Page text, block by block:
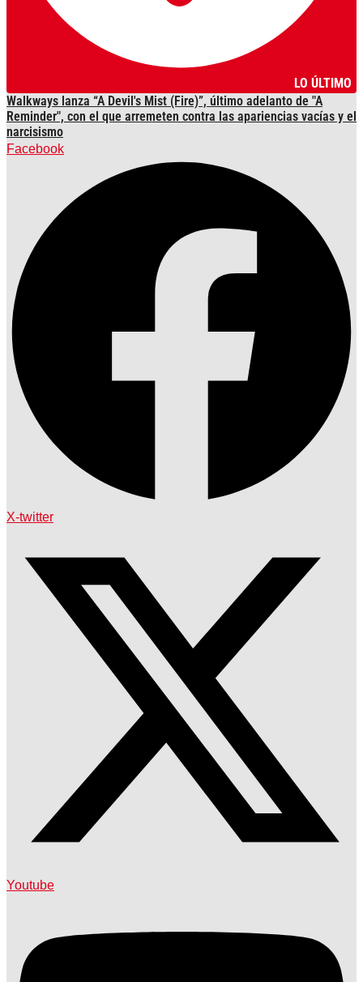
LO ÚLTIMO
Walkways lanza “A Devil's Mist (Fire)”, último adelanto de "A
Reminder", con el que arremeten contra las apariencias vacías y el
narcisismo
Facebook
X-twitter
Youtube